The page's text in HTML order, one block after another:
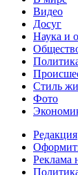
Видео
Досуг
Наука и
Стиль
Фото
Редакция
Реклама